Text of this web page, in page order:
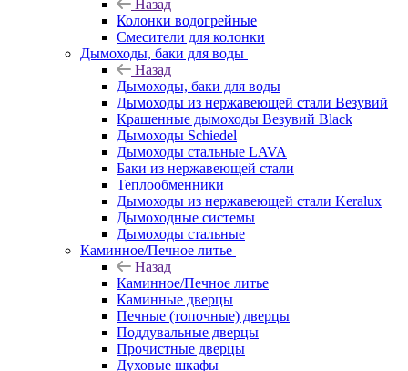
Назад
Колонки водогрейные
Смесители для колонки
Дымоходы, баки для воды
Назад
Дымоходы, баки для воды
Дымоходы из нержавеющей стали Везувий
Крашенные дымоходы Везувий Black
Дымоходы Schiedel
Дымоходы стальные LAVA
Баки из нержавеющей стали
Теплообменники
Дымоходы из нержавеющей стали Keralux
Дымоходные системы
Дымоходы стальные
Каминное/Печное литье
Назад
Каминное/Печное литье
Каминные дверцы
Печные (топочные) дверцы
Поддувальные дверцы
Прочистные дверцы
Духовые шкафы